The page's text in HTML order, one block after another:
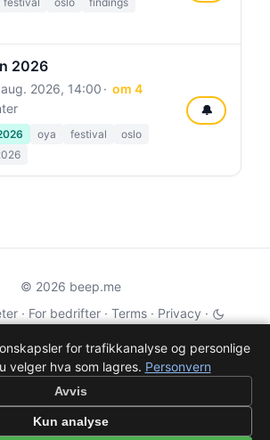
2026
aug. 2026, 14:00
om 4
oya festival
oslo
🔔
© 2026 beep.me
· For bedrifter · Terms · Privacy ·
·Wikidata·OMDb
& OMDb. Not endorsed or certified by these
services.
Part of EPAK Vibes·Contact
for trafikkanalyse og personlige
velger hva som lagres. Personvern
Avvis
Kun analyse